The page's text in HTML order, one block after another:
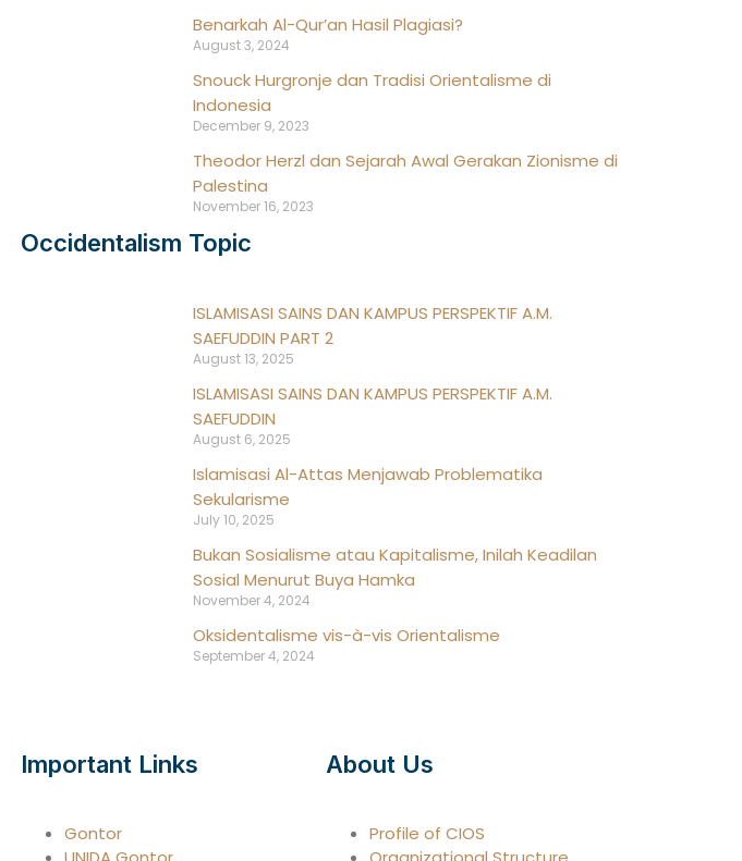
Benarkah Al-Qur’an Hasil Plagiasi?
August 3, 2024
Snouck Hurgronje dan Tradisi Orientalisme di
Indonesia
December 9, 2023
Theodor Herzl dan Sejarah Awal Gerakan Zionisme di
Palestina
November 16, 2023
Occidentalism Topic
ISLAMISASI SAINS DAN KAMPUS PERSPEKTIF A.M.
SAEFUDDIN PART 2
August 13, 2025
ISLAMISASI SAINS DAN KAMPUS PERSPEKTIF A.M.
SAEFUDDIN
August 6, 2025
Islamisasi Al-Attas Menjawab Problematika
Sekularisme
July 10, 2025
Bukan Sosialisme atau Kapitalisme, Inilah Keadilan
Sosial Menurut Buya Hamka
November 4, 2024
Oksidentalisme vis-à-vis Orientalisme
September 4, 2024
Important Links
Gontor
About Us
Profile of CIOS